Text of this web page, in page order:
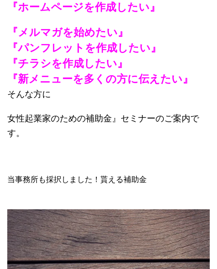
『ホームページを作成したい』
『メルマガを始めたい』
『パンフレットを作成したい』
『チラシを作成したい』
『新メニューを多くの方に伝えたい』
そんな方に
女性起業家のための補助金』セミナーのご案内で
す。
当事務所も採択しました！貰える補助金